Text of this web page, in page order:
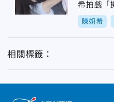
希拍戲「
陳妍希
相關標籤：